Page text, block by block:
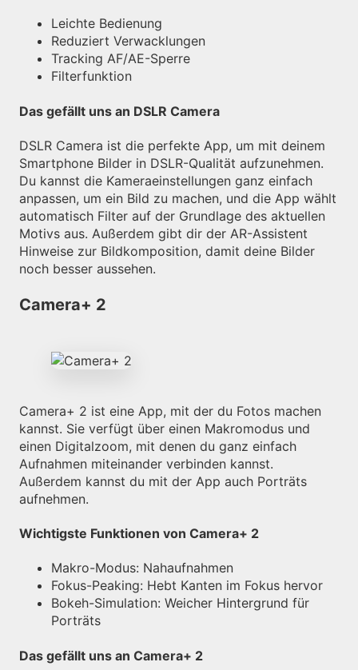
Leichte Bedienung
Reduziert Verwacklungen
Tracking AF/AE-Sperre
Filterfunktion
Das gefällt uns an DSLR Camera
DSLR Camera ist die perfekte App, um mit deinem
Smartphone Bilder in DSLR-Qualität aufzunehmen.
Du kannst die Kameraeinstellungen ganz einfach
anpassen, um ein Bild zu machen, und die App wählt
automatisch Filter auf der Grundlage des aktuellen
Motivs aus. Außerdem gibt dir der AR-Assistent
Hinweise zur Bildkomposition, damit deine Bilder
noch besser aussehen.
Camera+ 2
Camera+ 2 ist eine App, mit der du Fotos machen
kannst. Sie verfügt über einen Makromodus und
einen Digitalzoom, mit denen du ganz einfach
Aufnahmen miteinander verbinden kannst.
Außerdem kannst du mit der App auch Porträts
aufnehmen.
Wichtigste Funktionen von Camera+ 2
Makro-Modus: Nahaufnahmen
Fokus-Peaking: Hebt Kanten im Fokus hervor
Bokeh-Simulation: Weicher Hintergrund für
Porträts
Das gefällt uns an Camera+ 2